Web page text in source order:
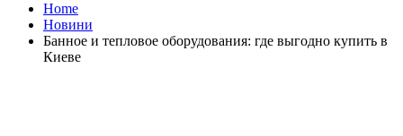
Home
Новини
Банное и тепловое оборудования: где выгодно купить в
Киеве